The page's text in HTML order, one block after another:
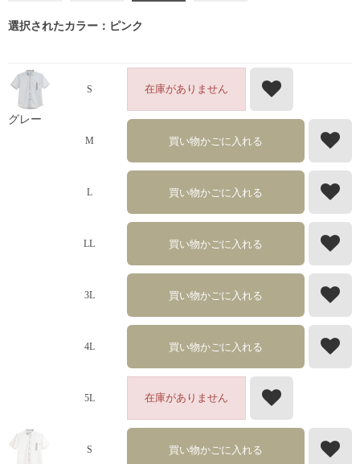
選択されたカラー：ピンク
グレー
S 在庫がありません
M 買い物かごに入れる
L 買い物かごに入れる
LL 買い物かごに入れる
3L 買い物かごに入れる
4L 買い物かごに入れる
5L 在庫がありません
S 買い物かごに入れる